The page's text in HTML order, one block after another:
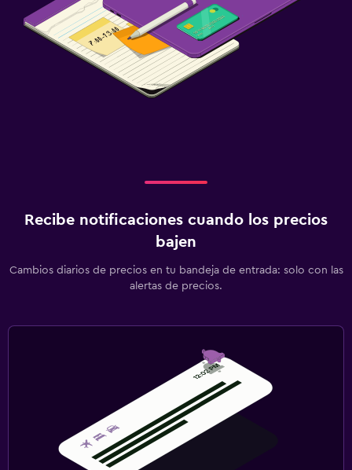
Recibe notificaciones cuando los precios
bajen
Cambios diarios de precios en tu bandeja de entrada: solo con las
alertas de precios.